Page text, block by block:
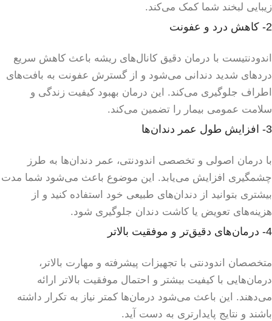
زیبایی لبخند شما کمک می‌کند.
2- کاهش درد و عفونت
اندودنتیست با درمان دقیق کانال‌های ریشه باعث کاهش سریع
دردهای شدید دندانی می‌شود و از گسترش عفونت به بافت‌های
اطراف جلوگیری می‌کند. این درمان بهبود کیفیت زندگی و
سلامت عمومی بیمار را تضمین می‌کند.
3- افزایش طول عمر دندان‌ها
با درمان اصولی و تخصصی اندودنتی، عمر دندان‌ها به طرز
چشمگیری افزایش می‌یابد. این موضوع باعث می‌شود شما مدت
بیشتری بتوانید از دندان‌های طبیعی خود استفاده کنید و از
هزینه‌های تعویض یا کاشت دندان جلوگیری شود.
4- درمان‌های دقیق‌تر و موفقیت بالاتر
متخصصان اندودنتی با تجهیزات پیشرفته و مهارت بالاتر،
درمان‌هایی با کیفیت بیشتر و احتمال موفقیت بالاتر ارائه
می‌دهند. این باعث می‌شود درمان‌ها کمتر نیاز به تکرار داشته
باشند و نتایج پایدارتری به دست آید.